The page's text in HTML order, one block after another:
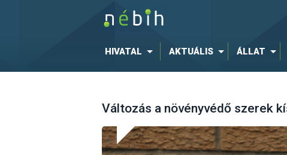
HIVATAL AKTUÁLIS ÁLLAT
Változás a növényvédő szerek